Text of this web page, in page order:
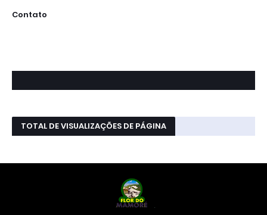
Contato
TOTAL DE VISUALIZAÇÕES DE PÁGINA